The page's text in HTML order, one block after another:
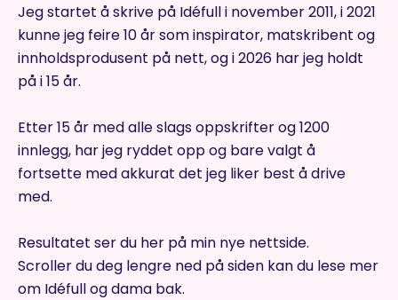
Jeg startet å skrive på Idéfull i november 2011, i 2021
kunne jeg feire 10 år som inspirator, matskribent og
innholdsprodusent på nett, og i 2026 har jeg holdt
på i 15 år.
Etter 15 år med alle slags oppskrifter og 1200
innlegg, har jeg ryddet opp og bare valgt å
fortsette med akkurat det jeg liker best å drive
med.
Resultatet ser du her på min nye nettside.
Scroller du deg lengre ned på siden kan du lese mer
om Idéfull og dama bak.